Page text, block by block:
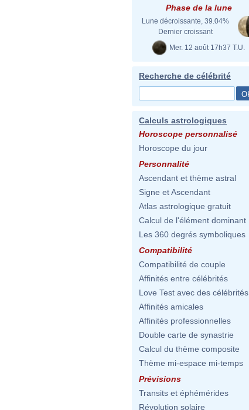
Phase de la lune
Lune décroissante, 39.04%
Dernier croissant
Mer. 12 août 17h37 T.U.
Recherche de célébrité
Calculs astrologiques
Horoscope personnalisé
Horoscope du jour
Personnalité
Ascendant et thème astral
Signe et Ascendant
Atlas astrologique gratuit
Calcul de l'élément dominant
Les 360 degrés symboliques
Compatibilité
Compatibilité de couple
Affinités entre célébrités
Love Test avec des célébrités
Affinités amicales
Affinités professionnelles
Double carte de synastrie
Calcul du thème composite
Thème mi-espace mi-temps
Prévisions
Transits et éphémérides
Révolution solaire